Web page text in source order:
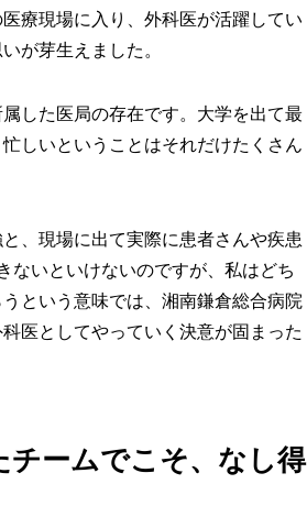
療現場に入り、外科医が活躍してい
が芽生えました。
した医局の存在です。大学を出て最
しいということはそれだけたくさん
、現場に出て実際に患者さんや疾患
ないといけないのですが、私はどち
という意味では、湘南鎌倉総合病院
医としてやっていく決意が固まった
チームでこそ、なし得